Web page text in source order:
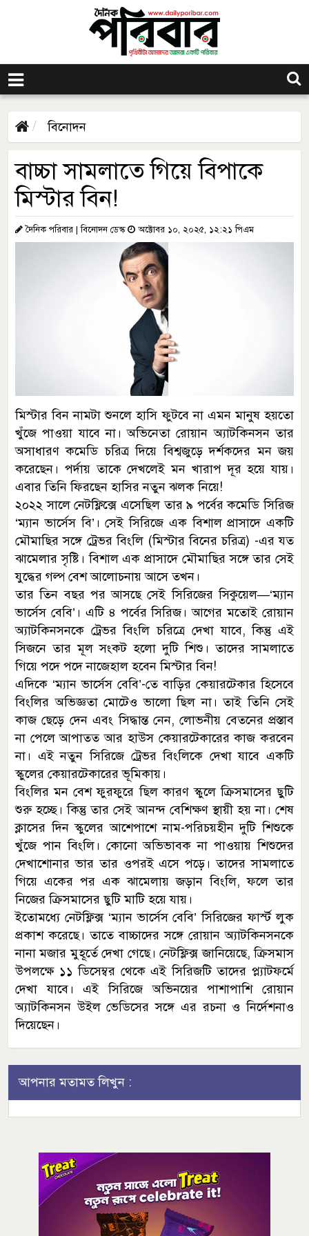
বিনোদন
বাচ্চা সামলাতে গিয়ে বিপাকে
মিস্টার বিন!
দৈনিক পরিবার | বিনোদন ডেস্ক অক্টোবর ১০, ২০২৫, ১২:২১ পিএম
মিস্টার বিন নামটা শুনলে হাসি ফুটবে না এমন মানুষ হয়তো
খুঁজে পাওয়া যাবে না। অভিনেতা রোয়ান অ্যাটকিনসন তার
অসাধারণ কমেডি চরিত্র দিয়ে বিশ্বজুড়ে দর্শকদের মন জয়
করেছেন। পর্দায় তাকে দেখলেই মন খারাপ দূর হয়ে যায়।
এবার তিনি ফিরছেন হাসির নতুন ঝলক নিয়ে!
২০২২ সালে নেটফ্লিক্সে এসেছিল তার ৯ পর্বের কমেডি সিরিজ
‘ম্যান ভার্সেস বি’। সেই সিরিজে এক বিশাল প্রাসাদে একটি
মৌমাছির সঙ্গে ট্রেভর বিংলি (মিস্টার বিনের চরিত্র) -এর যত
ঝামেলার সৃষ্টি। বিশাল এক প্রাসাদে মৌমাছির সঙ্গে তার সেই
যুদ্ধের গল্প বেশ আলোচনায় আসে তখন।
তার তিন বছর পর আসছে সেই সিরিজের সিকুয়েল—‘ম্যান
ভার্সেস বেবি’। এটি ৪ পর্বের সিরিজ। আগের মতোই রোয়ান
অ্যাটকিনসনকে ট্রেভর বিংলি চরিত্রে দেখা যাবে, কিন্তু এই
সিজনে তার মূল সংকট হলো দুটি শিশু। তাদের সামলাতে
গিয়ে পদে পদে নাজেহাল হবেন মিস্টার বিন!
এদিকে ‘ম্যান ভার্সেস বেবি’-তে বাড়ির কেয়ারটেকার হিসেবে
বিংলির অভিজ্ঞতা মোটেও ভালো ছিল না। তাই তিনি সেই
কাজ ছেড়ে দেন এবং সিদ্ধান্ত নেন, লোভনীয় বেতনের প্রস্তাব
না পেলে আপাতত আর হাউস কেয়ারটেকারের কাজ করবেন
না। এই নতুন সিরিজে ট্রেভর বিংলিকে দেখা যাবে একটি
স্কুলের কেয়ারটেকারের ভূমিকায়।
বিংলির মন বেশ ফুরফুরে ছিল কারণ স্কুলে ক্রিসমাসের ছুটি
শুরু হচ্ছে। কিন্তু তার সেই আনন্দ বেশিক্ষণ স্থায়ী হয় না। শেষ
ক্লাসের দিন স্কুলের আশেপাশে নাম-পরিচয়হীন দুটি শিশুকে
খুঁজে পান বিংলি। কোনো অভিভাবক না পাওয়ায় শিশুদের
দেখাশোনার ভার তার ওপরই এসে পড়ে। তাদের সামলাতে
গিয়ে একের পর এক ঝামেলায় জড়ান বিংলি, ফলে তার
নিজের ক্রিসমাসের ছুটি মাটি হয়ে যায়।
ইতোমধ্যে নেটফ্লিক্স ‘ম্যান ভার্সেস বেবি’ সিরিজের ফার্স্ট লুক
প্রকাশ করেছে। তাতে বাচ্চাদের সঙ্গে রোয়ান অ্যাটকিনসনকে
নানা মজার মুহূর্তে দেখা গেছে। নেটফ্লিক্স জানিয়েছে, ক্রিসমাস
উপলক্ষে ১১ ডিসেম্বর থেকে এই সিরিজটি তাদের প্ল্যাটফর্মে
দেখা যাবে। এই সিরিজে অভিনয়ের পাশাপাশি রোয়ান
অ্যাটকিনসন উইল ভেডিসের সঙ্গে এর রচনা ও নির্দেশনাও
দিয়েছেন।
আপনার মতামত লিখুন :